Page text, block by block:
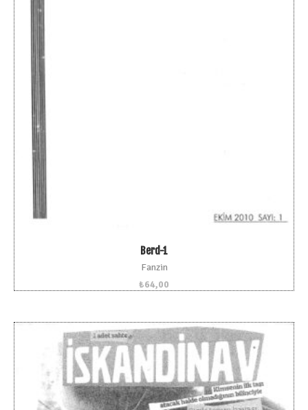
Berd-1
Fanzin
₺64,00